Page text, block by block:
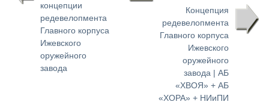
концепции
редевелопмента
Главного корпуса
Ижевского
оружейного
завода
Концепция
редевелопмента
Главного корпуса
Ижевского
оружейного
завода | АБ
«ХВОЯ» + АБ
«ХОРА» + НИиПИ